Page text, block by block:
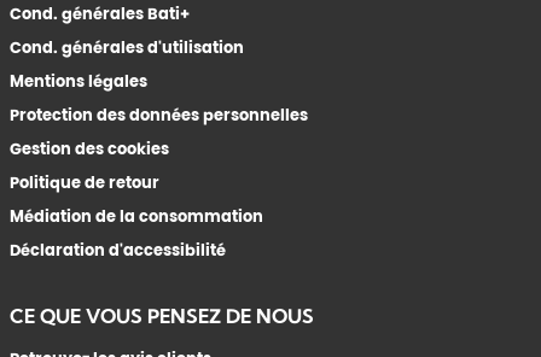
Cond. générales Bati+
Cond. générales d'utilisation
Mentions légales
Protection des données personnelles
Gestion des cookies
Politique de retour
Médiation de la consommation
Déclaration d'accessibilité
CE QUE VOUS PENSEZ DE NOUS